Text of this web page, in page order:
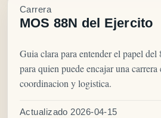
Carrera
MOS 88N del Ejercito
Guia clara para entender el papel
para quien puede encajar una carrera
coordinacion y logistica.
Actualizado 2026-04-15